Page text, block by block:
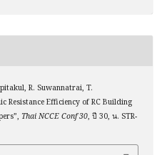
R. Suwannatrai, T.
Resistance Efficiency of RC Building
Thai NCCE Conf 30, ปี 30, น. STR-